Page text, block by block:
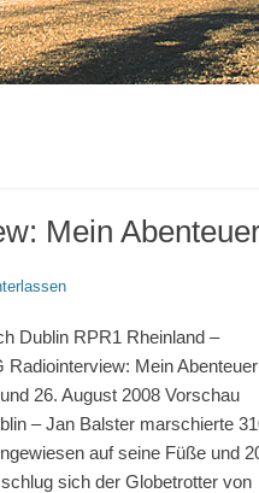
Mein
Dublin RPR1 Rheinland –
Mein
26. August 2008 Vorschau
– Jan Balster marschierte
auf seine Füße und
sich der Globetrotter von